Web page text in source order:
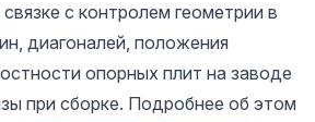
с контролем геометрии в
диагоналей, положения
опорных плит на заводе
при сборке. Подробнее об этом